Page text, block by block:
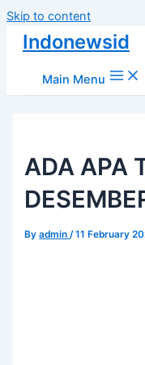
Skip to content
Indonewsid
Main Menu
ADA APA
Byadmin/11 February